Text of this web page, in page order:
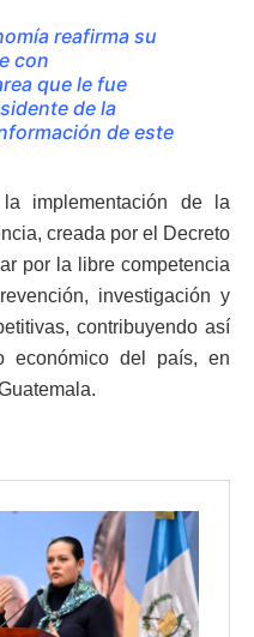
reafirma su
con
que le fue
de la
de este
implementación de la
creada por el Decreto
por la libre competencia
investigación y
contribuyendo así
económico del país, en